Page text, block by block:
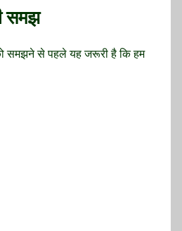
समझ
समझने से पहले यह जरूरी है कि हम